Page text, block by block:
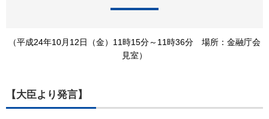
（平成24年10月12日（金）11時15分～11時36分 場所：金融庁会
見室）
【大臣より発言】